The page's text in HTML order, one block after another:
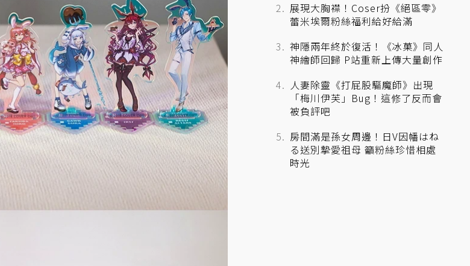
展現大胸襟！Coser扮《絕區零》
蕾米埃爾粉絲福利給好給滿
神隱兩年終於復活！《冰菓》同人
神繪師回歸 P站重新上傳大量創作
人妻除靈《打屁股驅魔師》出現
「梅川伊芙」Bug！這修了反而會
被負評吧
房間滿是孫女周邊！日V因幡はね
る送別摯愛祖母 籲粉絲珍惜相處
時光